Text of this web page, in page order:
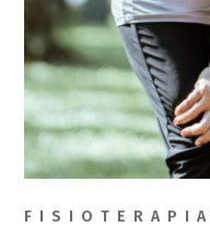
FISIOTERAPIA